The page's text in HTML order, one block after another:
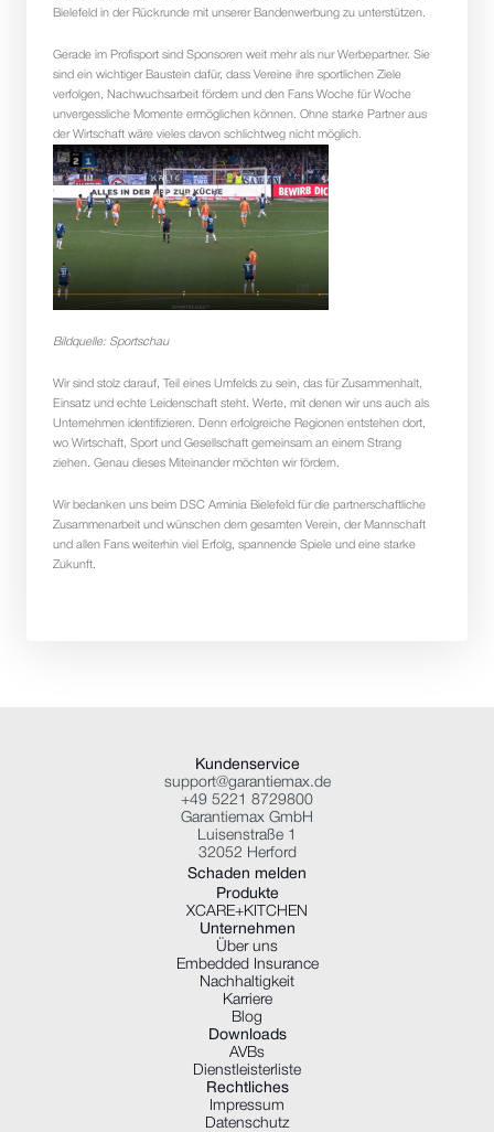
Bielefeld in der Rückrunde mit unserer Bandenwerbung zu unterstützen.
Gerade im Profisport sind Sponsoren weit mehr als nur Werbepartner. Sie
sind ein wichtiger Baustein dafür, dass Vereine ihre sportlichen Ziele
verfolgen, Nachwuchsarbeit fördern und den Fans Woche für Woche
unvergessliche Momente ermöglichen können. Ohne starke Partner aus
der Wirtschaft wäre vieles davon schlichtweg nicht möglich.
Bildquelle: Sportschau
Wir sind stolz darauf, Teil eines Umfelds zu sein, das für Zusammenhalt,
Einsatz und echte Leidenschaft steht. Werte, mit denen wir uns auch als
Unternehmen identifizieren. Denn erfolgreiche Regionen entstehen dort,
wo Wirtschaft, Sport und Gesellschaft gemeinsam an einem Strang
ziehen. Genau dieses Miteinander möchten wir fördern.
Wir bedanken uns beim DSC Arminia Bielefeld für die partnerschaftliche
Zusammenarbeit und wünschen dem gesamten Verein, der Mannschaft
und allen Fans weiterhin viel Erfolg, spannende Spiele und eine starke
Zukunft.
Kundenservice
support@garantiemax.de
+49 5221 8729800
Garantiemax GmbH
Luisenstraße 1
32052 Herford
Schaden melden
Produkte
XCARE+KITCHEN
Unternehmen
Über uns
Embedded Insurance
Nachhaltigkeit
Karriere
Blog
Downloads
AVBs
Dienstleisterliste
Rechtliches
Impressum
Datenschutz